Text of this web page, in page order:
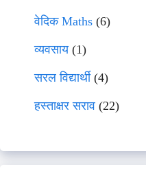
वेदिक Maths (6)
व्यवसाय(1)
सरल विद्यार्थी(4)
हस्ताक्षर सराव (22)